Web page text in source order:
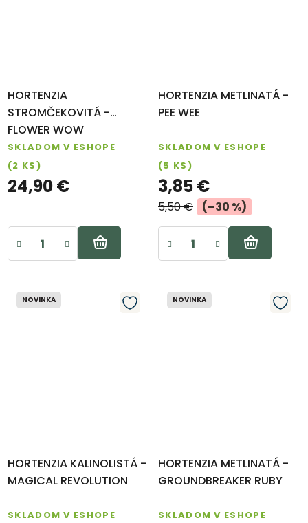
HORTENZIA
STROMČEKOVITÁ -
FLOWER WOW
SKLADOM V ESHOPE
(2 KS)
24,90 €
HORTENZIA METLINATÁ -
PEE WEE
SKLADOM V ESHOPE
(5 KS)
3,85 €
5,50 € (–30 %)
NOVINKA
HORTENZIA KALINOLISTÁ -
MAGICAL REVOLUTION
SKLADOM V ESHOPE
NOVINKA
HORTENZIA METLINATÁ -
GROUNDBREAKER RUBY
SKLADOM V ESHOPE